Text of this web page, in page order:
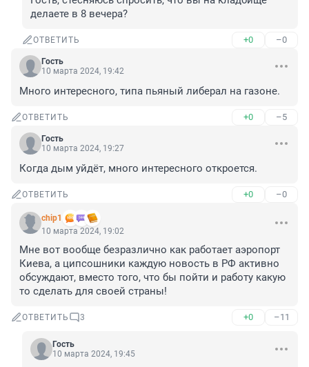
делаете в 8 вечера?
ОТВЕТИТЬ +0 –0
Гость
10 марта 2024, 19:42
Много интересного, типа пьяный либерал на газоне.
ОТВЕТИТЬ +0 –5
Гость
10 марта 2024, 19:27
Когда дым уйдёт, много интересного откроется.
ОТВЕТИТЬ +0 –0
chip1
10 марта 2024, 19:02
Мне вот вообще безразлично как работает аэропорт
Киева, а ципсошники каждую новость в РФ активно
обсуждают, вместо того, что бы пойти и работу какую
то сделать для своей страны!
ОТВЕТИТЬ 3 +0 –11
Гость
10 марта 2024, 19:45